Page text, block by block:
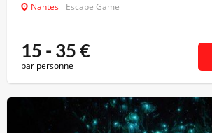
Nantes Escape Game
15 - 35€
par personne